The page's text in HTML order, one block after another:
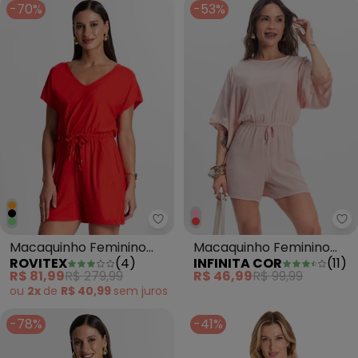
-70%
Rovitex - Macaquinho Feminino
Macaquinho Feminino
Laranja
ROVITEX (4)
R$ 81,99R$ 279,99
ou 2x de R$ 40,99 sem juros
-53%
Macaquinho Feminino
Viscose Rosa
INFINITA COR (11)
R$ 46,99R$ 99,99
-78% -41%